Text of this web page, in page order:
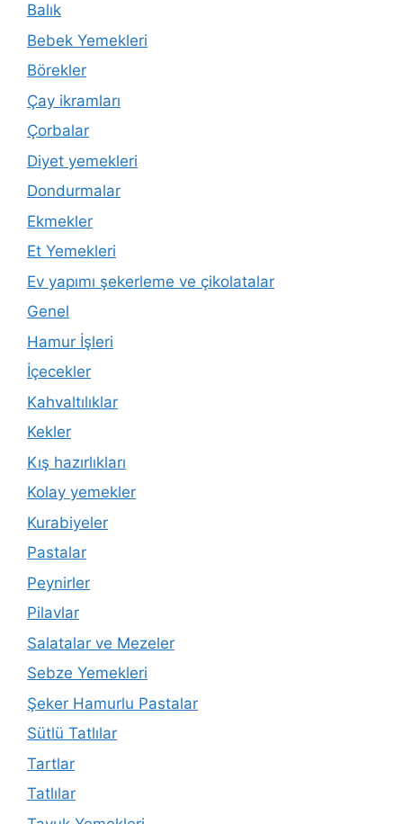
Balık
Bebek Yemekleri
Börekler
Çay ikramları
Çorbalar
Diyet yemekleri
Dondurmalar
Ekmekler
Et Yemekleri
Ev yapımı şekerleme ve çikolatalar
Genel
Hamur İşleri
İçecekler
Kahvaltılıklar
Kekler
Kış hazırlıkları
Kolay yemekler
Kurabiyeler
Pastalar
Peynirler
Pilavlar
Salatalar ve Mezeler
Sebze Yemekleri
Şeker Hamurlu Pastalar
Sütlü Tatlılar
Tartlar
Tatlılar